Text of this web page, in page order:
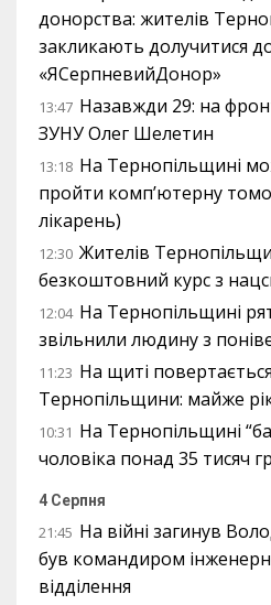
донорства: жителів
закликають долучитися
«ЯСерпневийДонор»
13:47 Назавжди 29: на
ЗУНУ Олег Шелетин
13:18 На Тернопільщині
пройти комп’ютерну
лікарень)
12:30 Жителів
безкоштовний курс з
12:04 На Тернопільщині
звільнили людину з
11:23 На щиті
Тернопільщини: майже рік
10:31 На Тернопільщині
чоловіка понад 35 тисяч
4 Серпня
21:45 На війні загинув
був командиром
відділення